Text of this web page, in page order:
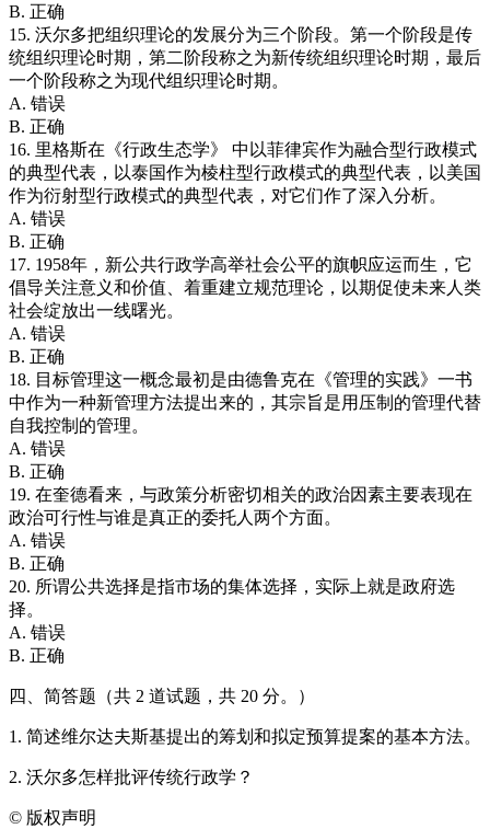
B. 正确
15. 沃尔多把组织理论的发展分为三个阶段。第一个阶段是传
统组织理论时期，第二阶段称之为新传统组织理论时期，最后
一个阶段称之为现代组织理论时期。
A. 错误
B. 正确
16. 里格斯在《行政生态学》 中以菲律宾作为融合型行政模式
的典型代表，以泰国作为棱柱型行政模式的典型代表，以美国
作为衍射型行政模式的典型代表，对它们作了深入分析。
A. 错误
B. 正确
17. 1958年，新公共行政学高举社会公平的旗帜应运而生，它
倡导关注意义和价值、着重建立规范理论，以期促使未来人类
社会绽放出一线曙光。
A. 错误
B. 正确
18. 目标管理这一概念最初是由德鲁克在《管理的实践》一书
中作为一种新管理方法提出来的，其宗旨是用压制的管理代替
自我控制的管理。
A. 错误
B. 正确
19. 在奎德看来，与政策分析密切相关的政治因素主要表现在
政治可行性与谁是真正的委托人两个方面。
A. 错误
B. 正确
20. 所谓公共选择是指市场的集体选择，实际上就是政府选
择。
A. 错误
B. 正确
四、简答题（共 2 道试题，共 20 分。）
1. 简述维尔达夫斯基提出的筹划和拟定预算提案的基本方法。
2. 沃尔多怎样批评传统行政学？
© 版权声明